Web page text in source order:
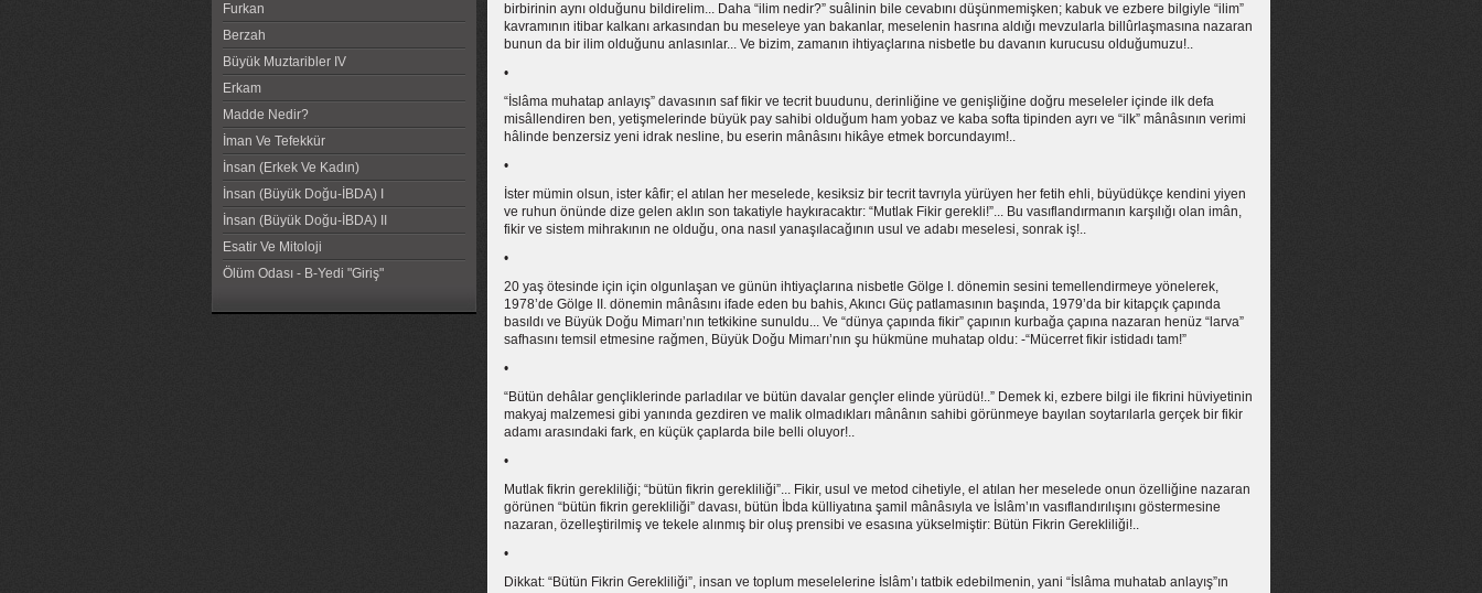
Furkan
Berzah
Büyük Muztaribler IV
Erkam
Madde Nedir?
İman Ve Tefekkür
İnsan (Erkek Ve Kadın)
İnsan (Büyük Doğu-İBDA) I
İnsan (Büyük Doğu-İBDA) II
Esatir Ve Mitoloji
Ölüm Odası - B-Yedi "Giriş"
birbirinin aynı olduğunu bildirelim... Daha “ilim nedir?” suâlinin bile cevabını düşünmemişken; kabuk ve ezbere bilgiyle “ilim”
kavramının itibar kalkanı arkasından bu meseleye yan bakanlar, meselenin hasrına aldığı mevzularla billûrlaşmasına nazaran
bunun da bir ilim olduğunu anlasınlar... Ve bizim, zamanın ihtiyaçlarına nisbetle bu davanın kurucusu olduğumuzu!..
•
“İslâma muhatap anlayış” davasının saf fikir ve tecrit buudunu, derinliğine ve genişliğine doğru meseleler içinde ilk defa
misâllendiren ben, yetişmelerinde büyük pay sahibi olduğum ham yobaz ve kaba softa tipinden ayrı ve “ilk” mânâsının verimi
hâlinde benzersiz yeni idrak nesline, bu eserin mânâsını hikâye etmek borcundayım!..
•
İster mümin olsun, ister kâfir; el atılan her meselede, kesiksiz bir tecrit tavrıyla yürüyen her fetih ehli, büyüdükçe kendini yiyen
ve ruhun önünde dize gelen aklın son takatiyle haykıracaktır: “Mutlak Fikir gerekli!”... Bu vasıflandırmanın karşılığı olan imân,
fikir ve sistem mihrakının ne olduğu, ona nasıl yanaşılacağının usul ve adabı meselesi, sonrak iş!..
•
20 yaş ötesinde için için olgunlaşan ve günün ihtiyaçlarına nisbetle Gölge I. dönemin sesini temellendirmeye yönelerek,
1978’de Gölge II. dönemin mânâsını ifade eden bu bahis, Akıncı Güç patlamasının başında, 1979’da bir kitapçık çapında
basıldı ve Büyük Doğu Mimarı’nın tetkikine sunuldu... Ve “dünya çapında fikir” çapının kurbağa çapına nazaran henüz “larva”
safhasını temsil etmesine rağmen, Büyük Doğu Mimarı’nın şu hükmüne muhatap oldu: -“Mücerret fikir istidadı tam!”
•
“Bütün dehâlar gençliklerinde parladılar ve bütün davalar gençler elinde yürüdü!..” Demek ki, ezbere bilgi ile fikrini hüviyetinin
makyaj malzemesi gibi yanında gezdiren ve malik olmadıkları mânânın sahibi görünmeye bayılan soytarılarla gerçek bir fikir
adamı arasındaki fark, en küçük çaplarda bile belli oluyor!..
•
Mutlak fikrin gerekliliği; “bütün fikrin gerekliliği”... Fikir, usul ve metod cihetiyle, el atılan her meselede onun özelliğine nazaran
görünen “bütün fikrin gerekliliği” davası, bütün İbda külliyatına şamil mânâsıyla ve İslâm’ın vasıflandırılışını göstermesine
nazaran, özelleştirilmiş ve tekele alınmış bir oluş prensibi ve esasına yükselmiştir: Bütün Fikrin Gerekliliği!..
•
Dikkat: “Bütün Fikrin Gerekliliği”, insan ve toplum meselelerine İslâm’ı tatbik edebilmenin, yani “İslâma muhatab anlayış”ın